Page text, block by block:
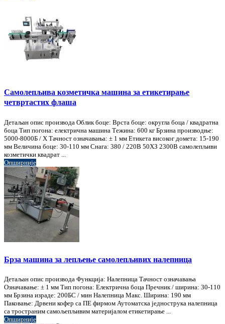
Самолепљива козметичка машина за етикетирање
четвртастих флаша
Детаљан опис производа Облик боце: Врста боце: округла боца / квадратна
боца Тип погона: електрична машина Тежина: 600 кг Брзина производње:
5000-8000Б / Х Тачност означавања: ± 1 мм Етикета високог домета: 15-190
мм Величина боце: 30-110 мм Снага: 380 / 220В 50ХЗ 2300В самолепљиви
козметички квадрат ...
Опширније
Брза машина за лепљење самолепљивих налепница
Детаљан опис производа Функција: Налепница Тачност означавања
Означавање: ± 1 мм Тип погона: Електрична боца Пречник / ширина: 30-110
мм Брзина израде: 200БС / мин Налепница Макс. Ширина: 190 мм
Паковање: Дрвени кофер са ПЕ фирмом Аутоматска једнострука налепница
са тространим самољепљивим материјалом етикетирање ...
Опширније